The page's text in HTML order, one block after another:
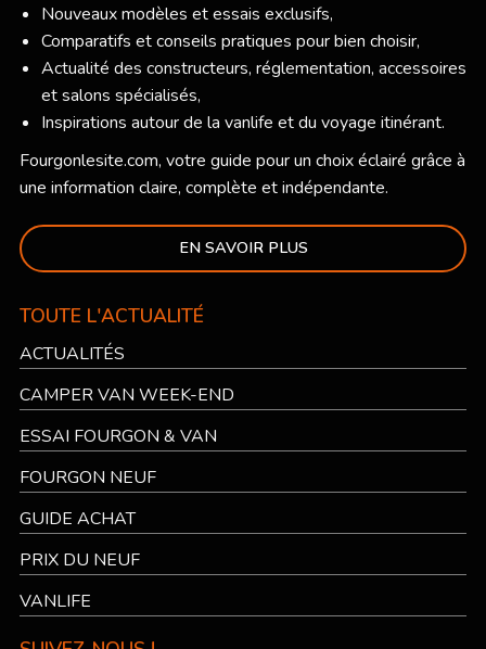
Nouveaux modèles et essais exclusifs,
Comparatifs et conseils pratiques pour bien choisir,
Actualité des constructeurs, réglementation, accessoires
et salons spécialisés,
Inspirations autour de la vanlife et du voyage itinérant.
Fourgonlesite.com, votre guide pour un choix éclairé grâce à
une information claire, complète et indépendante.
EN SAVOIR PLUS
TOUTE L'ACTUALITÉ
ACTUALITÉS
CAMPER VAN WEEK-END
ESSAI FOURGON & VAN
FOURGON NEUF
GUIDE ACHAT
PRIX DU NEUF
VANLIFE